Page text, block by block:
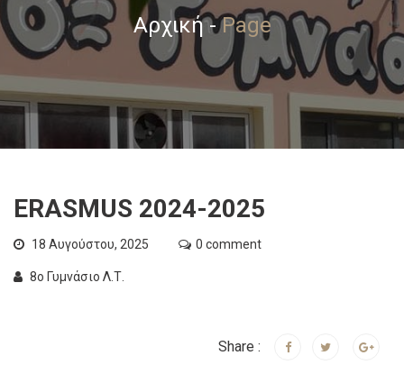
Αρχική-Page
ERASMUS 2024-2025
18 Αυγούστου, 2025 0 comment
8ο Γυμνάσιο Λ.Τ.
Share :